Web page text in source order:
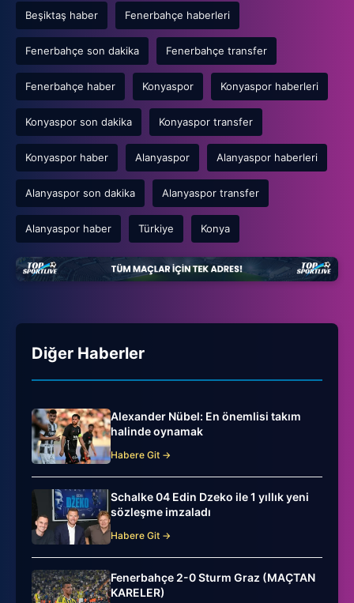
Beşiktaş haber Fenerbahçe haberleri
Fenerbahçe son dakika Fenerbahçe transfer
Fenerbahçe haber Konyaspor Konyaspor haberleri
Konyaspor son dakika Konyaspor transfer
Konyaspor haber Alanyaspor Alanyaspor haberleri
Alanyaspor son dakika Alanyaspor transfer
Alanyaspor haber Türkiye Konya
Diğer Haberler
Alexander Nübel: En önemlisi takım
halinde oynamak
Habere Git →
Schalke 04 Edin Dzeko ile 1 yıllık yeni
sözleşme imzaladı
Habere Git →
Fenerbahçe 2-0 Sturm Graz (MAÇTAN
KARELER)